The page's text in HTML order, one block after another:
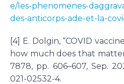
e/les-phenomenes-
des-anticorps-ade-et-la-
[4] E. Dolgin, “COVID
how much does that
7878, pp. 606–607, Sep.
021-02532-4.